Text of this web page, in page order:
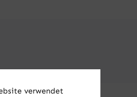
verwendet